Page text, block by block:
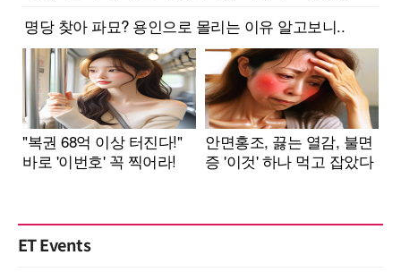
ET Events